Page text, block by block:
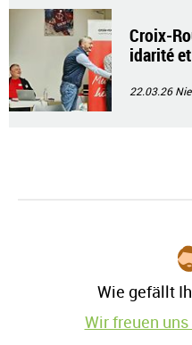
Croix-
idarité
22.03.26
Wie gefällt
Wir freuen